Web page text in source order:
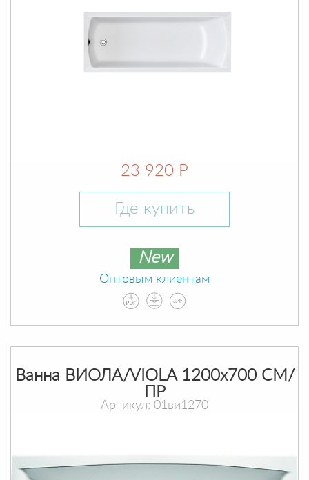
23 920 Р
Где купить
New
Оптовым клиентам
Ванна ВИОЛА/VIOLA 1200х700 СМ/
ПР
Артикул: 01ви1270